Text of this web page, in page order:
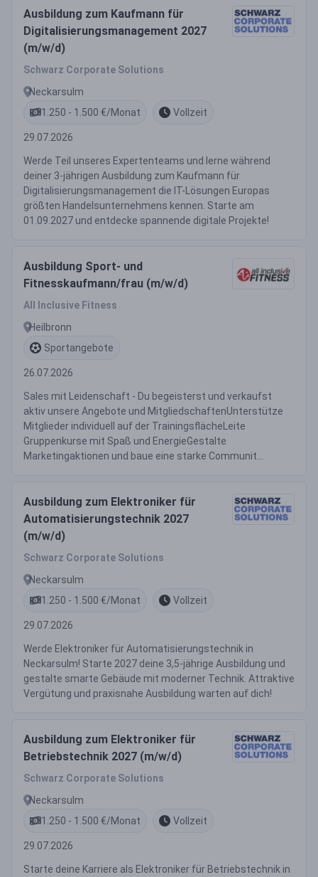
Ausbildung zum Kaufmann für
Digitalisierungsmanagement 2027
(m/w/d)
Schwarz Corporate Solutions
Neckarsulm
1.250 - 1.500 €/Monat
Vollzeit
29.07.2026
Werde Teil unseres Expertenteams und lerne während
deiner 3-jährigen Ausbildung zum Kaufmann für
Digitalisierungsmanagement die IT-Lösungen Europas
größten Handelsunternehmens kennen. Starte am
01.09.2027 und entdecke spannende digitale Projekte!
Ausbildung Sport- und
Fitnesskaufmann/frau (m/w/d)
All Inclusive Fitness
Heilbronn
Sportangebote
26.07.2026
Sales mit Leidenschaft - Du begeisterst und verkaufst
aktiv unsere Angebote und MitgliedschaftenUnterstütze
Mitglieder individuell auf der TrainingsflächeLeite
Gruppenkurse mit Spaß und EnergieGestalte
Marketingaktionen und baue eine starke Communit...
Ausbildung zum Elektroniker für
Automatisierungstechnik 2027
(m/w/d)
Schwarz Corporate Solutions
Neckarsulm
1.250 - 1.500 €/Monat
Vollzeit
29.07.2026
Werde Elektroniker für Automatisierungstechnik in
Neckarsulm! Starte 2027 deine 3,5-jährige Ausbildung und
gestalte smarte Gebäude mit moderner Technik. Attraktive
Vergütung und praxisnahe Ausbildung warten auf dich!
Ausbildung zum Elektroniker für
Betriebstechnik 2027 (m/w/d)
Schwarz Corporate Solutions
Neckarsulm
1.250 - 1.500 €/Monat
Vollzeit
29.07.2026
Starte deine Karriere als Elektroniker für Betriebstechnik in